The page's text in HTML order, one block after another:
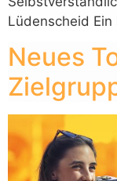
Lüdenscheid
Neues